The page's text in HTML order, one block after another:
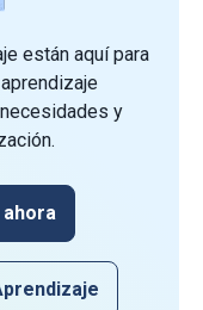
están aquí para
y